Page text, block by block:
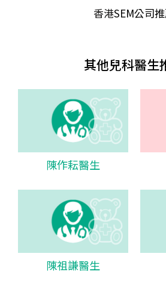
香港SEM公司
其他兒科醫生
陳作耘醫生
陳祖謙醫生